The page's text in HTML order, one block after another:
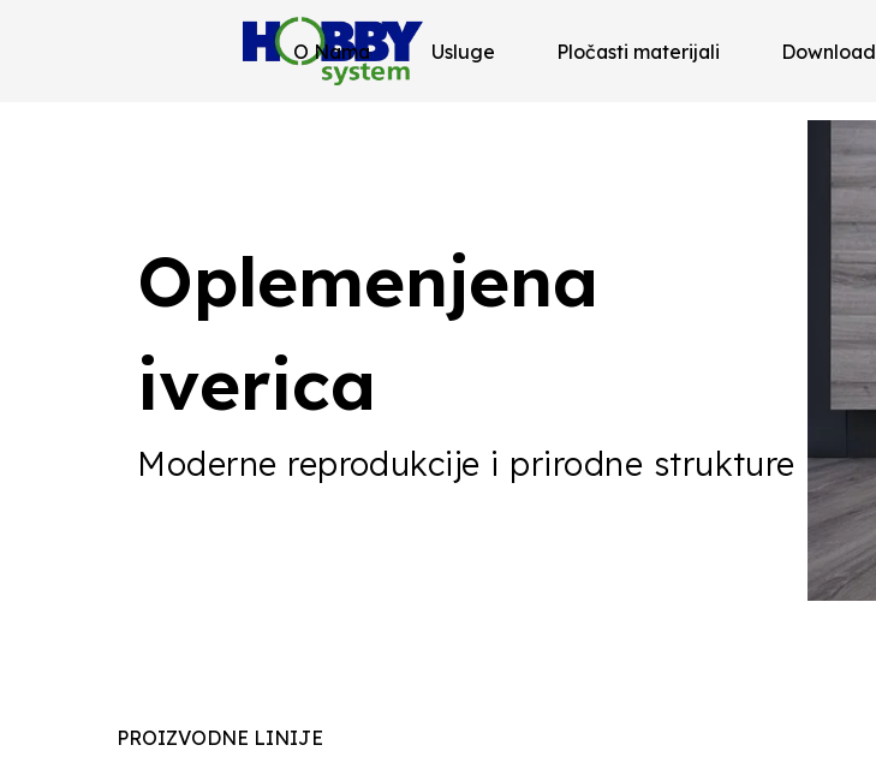
O Nama Usluge Pločasti materijali Download
/ Page 6
Oplemenjena
iverica
Moderne reprodukcije i prirodne strukture
PROIZVODNE LINIJE